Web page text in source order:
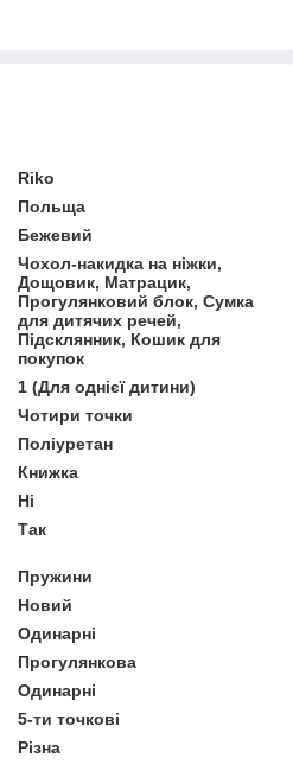
Riko
Польща
Бежевий
Чохол-накидка на ніжки,
Дощовик, Матрацик,
Прогулянковий блок, Сумка
для дитячих речей,
Підсклянник, Кошик для
покупок
1 (Для однієї дитини)
Чотири точки
Поліуретан
Книжка
Ні
Так
Пружини
Новий
Одинарні
Прогулянкова
Одинарні
5-ти точкові
Різна